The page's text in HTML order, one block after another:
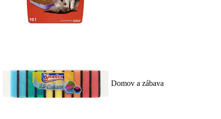
Domov a zábava